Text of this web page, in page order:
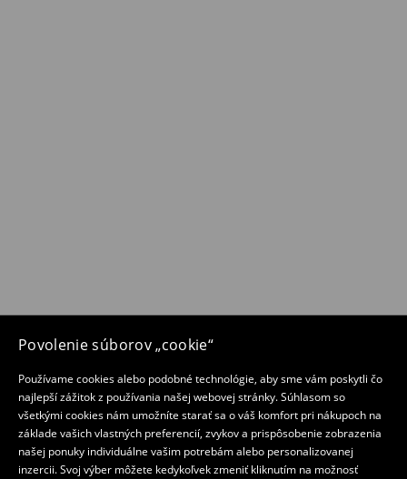
Povolenie súborov „cookie“
Používame cookies alebo podobné technológie, aby sme vám poskytli čo
najlepší zážitok z používania našej webovej stránky. Súhlasom so
všetkými cookies nám umožníte starať sa o váš komfort pri nákupoch na
základe vašich vlastných preferencií, zvykov a prispôsobenie zobrazenia
našej ponuky individuálne vašim potrebám alebo personalizovanej
inzercii. Svoj výber môžete kedykoľvek zmeniť kliknutím na možnosť